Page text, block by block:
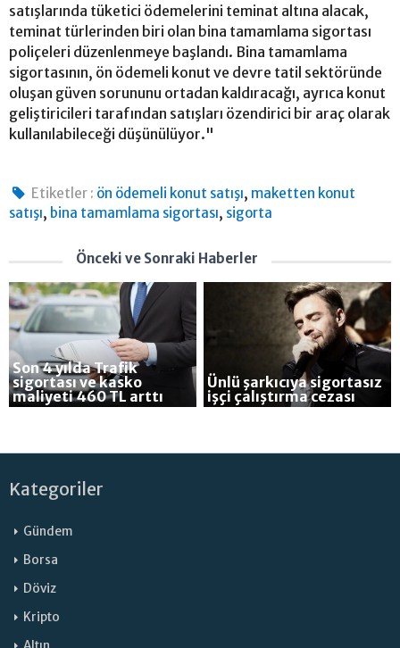
satışlarında tüketici ödemelerini teminat altına alacak,
teminat türlerinden biri olan bina tamamlama sigortası
poliçeleri düzenlenmeye başlandı. Bina tamamlama
sigortasının, ön ödemeli konut ve devre tatil sektöründe
oluşan güven sorununu ortadan kaldıracağı, ayrıca konut
geliştiricileri tarafından satışları özendirici bir araç olarak
kullanılabileceği düşünülüyor."
Etiketler : ön ödemeli konut satışı, maketten konut
satışı, bina tamamlama sigortası, sigorta
Önceki ve Sonraki Haberler
Son 4 yılda Trafik
sigortası ve kasko
maliyeti 460 TL arttı
Ünlü şarkıcıya sigortasız
işçi çalıştırma cezası
Kategoriler
Gündem
Borsa
Döviz
Kripto